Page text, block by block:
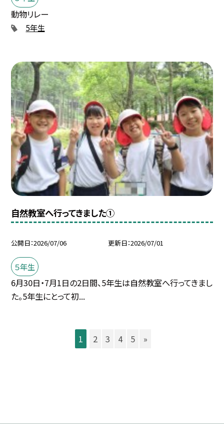
動物リレー
5年生
自然教室へ行ってきました①
公開日 2026/07/06 更新日 2026/07/01
５年生
6月30日・7月1日の2日間、5年生は自然教室へ行ってきまし
た。5年生にとって初...
1 2 3 4 5 »